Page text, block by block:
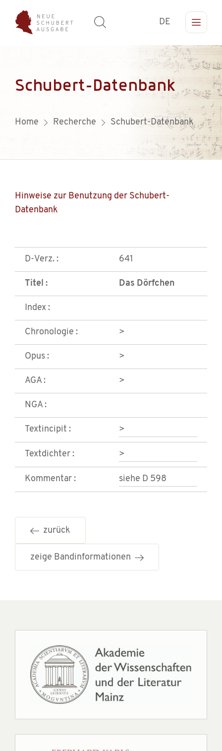
DE
Schubert-Datenbank
Home Recherche Schubert-Datenbank
Hinweise zur Benutzung der Schubert-
Datenbank
D-Verz. : 641
Titel : Das Dörfchen
Index :
Chronologie : >
Opus : >
AGA : >
NGA :
Textincipit : >
Textdichter : >
Kommentar : siehe D 598
zurück
zeige Bandinformationen